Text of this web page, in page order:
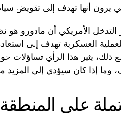
يرون أنها تهدف إلى تقويض
التدخل الأمريكي أن مادورو
العسكرية تهدف إلى
ذلك، يثير هذا الرأي تساؤلات
وما إذا كان سيؤدي إلى
على المنطقة